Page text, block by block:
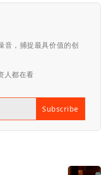
音，捕捉最具价值的创
人都在看
Subscribe